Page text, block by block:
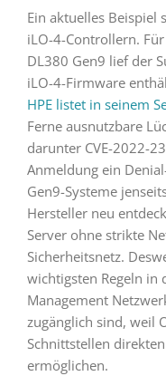
Ein aktuelles Beispiel
iLO-4-Controllern.
DL380 Gen9 lief der
iLO-4-Firmware
HPE listet in seinem
Ferne ausnutzbare
darunter CVE-2022-
Anmeldung ein
Gen9-Systeme
Hersteller neu
Server ohne strikte
Sicherheitsnetz.
wichtigsten Regeln in
Management
zugänglich sind, weil
Schnittstellen
ermöglichen.